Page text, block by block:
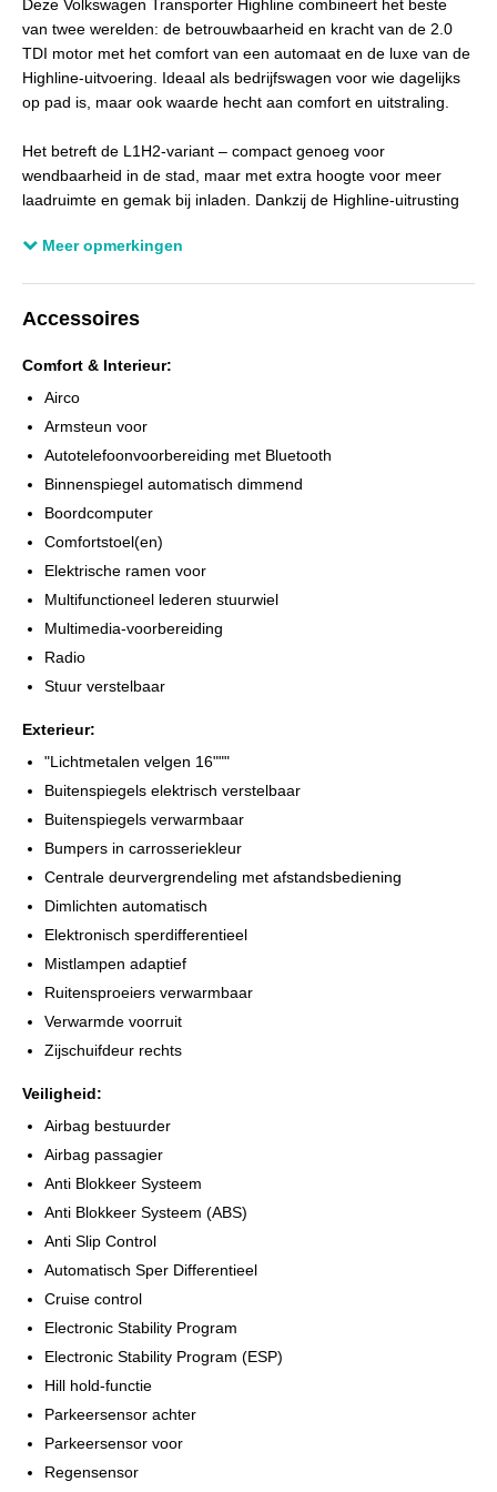
BTW verrekenbaar
Ja
Bekleding
Stof
Onderhoudsboekjes aanwezig
Ja
Deze Volkswagen Transporter Highline combineert het beste
van twee werelden: de betrouwbaarheid en kracht van de 2.0
TDI motor met het comfort van een automaat en de luxe van de
Highline-uitvoering. Ideaal als bedrijfswagen voor wie dagelijks
op pad is, maar ook waarde hecht aan comfort en uitstraling.
Het betreft de L1H2-variant – compact genoeg voor
wendbaarheid in de stad, maar met extra hoogte voor meer
laadruimte en gemak bij inladen. Dankzij de Highline-uitrusting
• Automatische transmissie
• Parkeersensoren
• Lichtmetalen velgen
• Elektrische ramen en spiegels
uitermate geschikt voor zowel korte ritten als lange afstanden.
Deze bus is altijd goed onderhouden en verkeert in uitstekende
staat.
Financiering vraag naar de voorwaarden.
0641898155 alvast bedankt. Informatie via Whatsapp,
0641898155
Lease en Autotrust Garantie, vraag naar de voorwaarden.
Kmstand Logisch, aantoonbaar.
Poetsbeurt
Complete check
Meerdere wensen zijn uiteraard bespreekbaar.
AFLEVERING:
Wij berekenen geen afleverkosten!
Al onze auto's zijn voorzien van een duidelijke kilometerhistorie
of NAP
INRUIL:
RESERVEREN:
Zonder aanbetaling kunnen wij helaas geen auto's
vasthouden/reserveren, informeer naar de voorwaarden.
RDW:
Maak een telefonische afspraak voor een bezichtiging, 7 dagen
per week.
Meer opmerkingen
Accessoires
Comfort & Interieur:
Airco
Armsteun voor
Autotelefoonvoorbereiding met Bluetooth
Binnenspiegel automatisch dimmend
Boordcomputer
Comfortstoel(en)
Elektrische ramen voor
Multifunctioneel lederen stuurwiel
Multimedia-voorbereiding
Radio
Stuur verstelbaar
Exterieur:
"Lichtmetalen velgen 16"""
Buitenspiegels elektrisch verstelbaar
Buitenspiegels verwarmbaar
Bumpers in carrosseriekleur
Centrale deurvergrendeling met afstandsbediening
Dimlichten automatisch
Elektronisch sperdifferentieel
Mistlampen adaptief
Ruitensproeiers verwarmbaar
Verwarmde voorruit
Zijschuifdeur rechts
Veiligheid:
Airbag bestuurder
Airbag passagier
Anti Blokkeer Systeem
Anti Blokkeer Systeem (ABS)
Anti Slip Control
Automatisch Sper Differentieel
Cruise control
Electronic Stability Program
Electronic Stability Program (ESP)
Hill hold-functie
Parkeersensor achter
Parkeersensor voor
Regensensor